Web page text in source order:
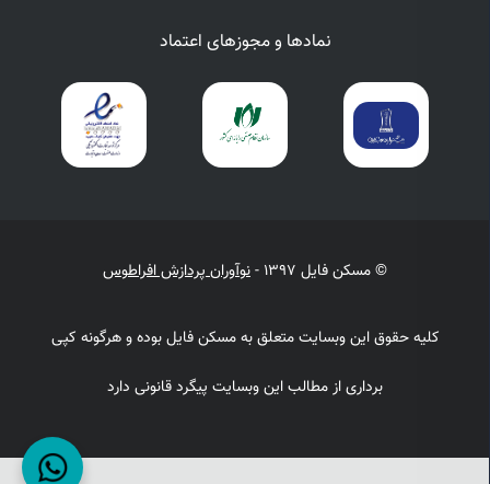
نمادها و مجوزهای اعتماد
© مسکن فایل 1397 - نوآوران پردازش افراطوس
کلیه حقوق این وبسایت متعلق به مسکن فایل بوده و هرگونه کپی
برداری از مطالب این وبسایت پیگرد قانونی دارد